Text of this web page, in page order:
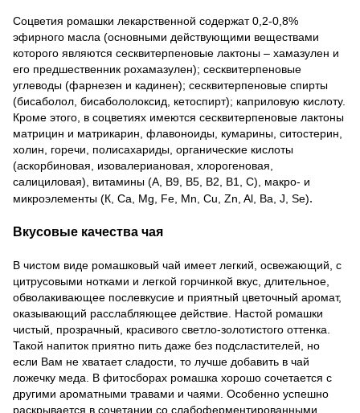
Соцветия ромашки лекарственной содержат 0,2-0,8%
эфирного масла (основными действующими веществами
которого являются сесквитерпеновые лактоны – хамазулен и
его предшественник рохамазулен); сесквитерпеновые
углеводы (фарнезен и кадинен); сесквитерпеновые спирты
(бисаболол, бисабололоксид, кетоспирт); каприловую кислоту.
Кроме этого, в соцветиях имеются сесквитерпеновые лактоны
матрицин и матрикарин, флавоноиды, кумарины, ситостерин,
холин, горечи, полисахариды, органические кислоты
(аскорбиновая, изовалериановая, хлорогеновая,
салициловая), витамины (А, В9, В5, В2, В1, C), макро- и
микроэлементы (К, Са, Mg, Fe, Mn, Cu, Zn, Al, Ba, J, Se).
Вкусовые качества чая
В чистом виде ромашковый чай имеет легкий, освежающий, с
цитрусовыми нотками и легкой горчинкой вкус, длительное,
обволакивающее послевкусие и приятный цветочный аромат,
оказывающий расслабляющее действие. Настой ромашки
чистый, прозрачный, красивого светло-золотистого оттенка.
Такой напиток приятно пить даже без подсластителей, но
если Вам не хватает сладости, то лучше добавить в чай
ложечку меда. В фитосборах ромашка хорошо сочетается с
другими ароматными травами и чаями. Особенно успешно
раскрывается в сочетании со слабоферментированными